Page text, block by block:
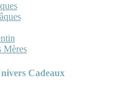
Mères
Cadeaux